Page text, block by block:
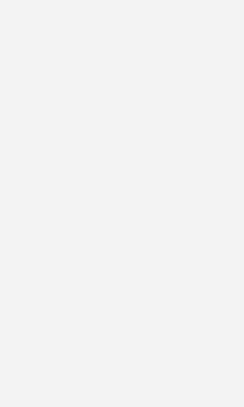
Österreich soll sich in
Ökostrom
Präsident des
Österreichs (EEÖ) eine
Bevölkerung wünscht
betont er. „Mit der
einen Schritt in die
die österreichische
in erneuerbare Energien
in einem
im Parlament wird